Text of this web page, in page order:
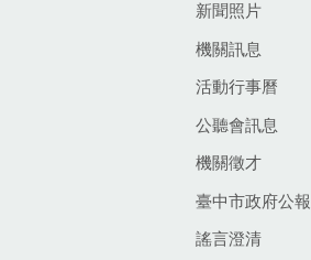
新聞照片
機關訊息
活動行事曆
公聽會訊息
機關徵才
臺中市政府公報
謠言澄清